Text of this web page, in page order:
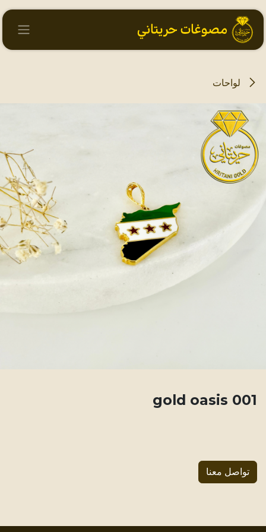
تخطي للذهاب إلى المحتوى
لواحات
001 gold oasis
تواصل معنا